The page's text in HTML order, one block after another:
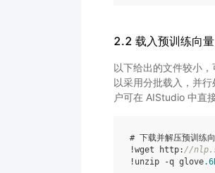
2.2 载入预训练向量
以下给出的文件较小
以采用分批载入，并
户可在 AIStudio 中直
# 下载并解压预训练
!wget http: //
!unzip -q glove